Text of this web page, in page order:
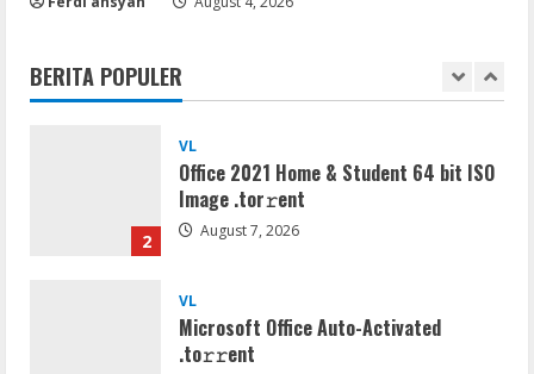
BERITA POPULER
1
Adobe Acrobat Pro 2021 Portable only
2
VL
Office 2021 Home & Student 64 bit ISO
Image .tоr𝚛еnt
August 7, 2026
VL
Microsoft Office Auto-Activated
.tо𝚛𝚛еnt